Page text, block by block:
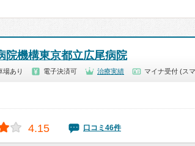
院機構東京都立広尾病院
場あり 電子決済可 治療実績 マイナ受付 (ス
4.15 口コミ46件